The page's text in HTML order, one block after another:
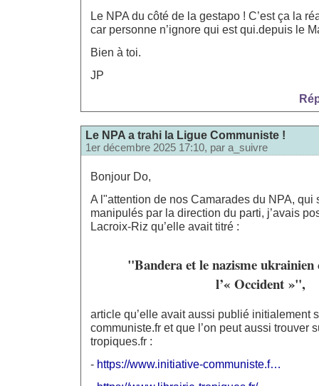
Le NPA du côté de la gestapo ! C’est ça la
car personne n’ignore qui est qui.depuis le
Bien à toi.
JP
Le NPA a trahi la Ligue Communiste !
1er décembre 2025 17:10, par a_suivre
Bonjour Do,
A l"attention de nos Camarades du NPA, qui
manipulés par la direction du parti, j’avais
Lacroix-Riz qu’elle avait titré :
"Bandera et le nazisme ukrainien
l’« Occident »",
article qu’elle avait aussi publié initialement
communiste.fr et que l’on peut aussi trouver
tropiques.fr :
- https://www.initiative-communiste.f…